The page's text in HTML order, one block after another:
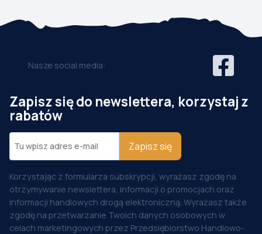
Nasze social media:
Zapisz się do newslettera, korzystaj z
rabatów
Zapisz się
Korzystając z formularza subskrypcji, wyrażasz zgodę na
otrzymywanie newslettera, informacji o promocjach oraz
informacji handlowych drogą elektroniczną. Wyrażasz także
zgodę na przetwarzanie Twoich danych osobowych w
celach marketingowych przez Przedsiębiorstwo Handlowo-